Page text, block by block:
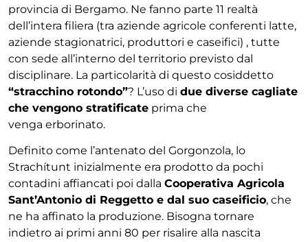
provincia di Bergamo. Ne fanno parte 11 realtà
dell’intera filiera (tra aziende agricole conferenti latte,
aziende stagionatrici, produttori e caseifici) , tutte
con sede all’interno del territorio previsto dal
disciplinare. La particolarità di questo cosiddetto
“stracchino rotondo”? L’uso di due diverse cagliate
che vengono stratificate prima che
venga erborinato.
Definito come l’antenato del Gorgonzola, lo
Strachítunt inizialmente era prodotto da pochi
contadini affiancati poi dalla Cooperativa Agricola
Sant’Antonio di Reggetto e dal suo caseificio, che
ne ha affinato la produzione. Bisogna tornare
indietro ai primi anni 80 per risalire alla nascita